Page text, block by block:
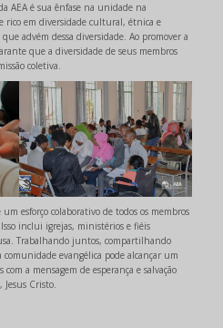
AEA é sua ênfase na unidade na
rico em diversidade cultural, étnica e
advém dessa diversidade. Ao promover a
que a diversidade de seus membros
coletiva.
esforço colaborativo de todos os membros
inclui igrejas, ministérios e fiéis
Trabalhando juntos, compartilhando
comunidade evangélica pode alcançar um
a mensagem de esperança e salvação
Jesus Cristo.